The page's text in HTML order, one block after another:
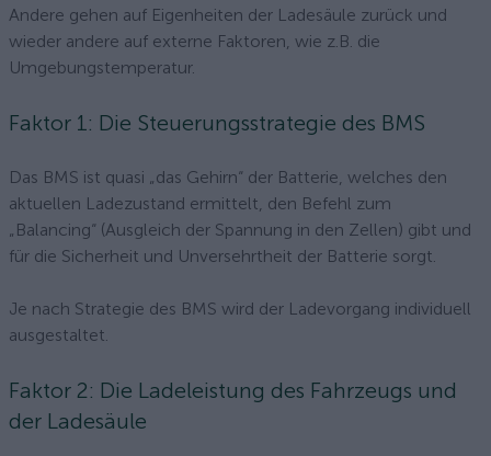
Andere gehen auf Eigenheiten der Ladesäule zurück und
wieder andere auf externe Faktoren, wie z.B. die
Umgebungstemperatur.
Faktor 1: Die Steuerungsstrategie des BMS
Das BMS ist quasi „das Gehirn“ der Batterie, welches den
aktuellen Ladezustand ermittelt, den Befehl zum
„Balancing“ (Ausgleich der Spannung in den Zellen) gibt und
für die Sicherheit und Unversehrtheit der Batterie sorgt.
Je nach Strategie des BMS wird der Ladevorgang individuell
ausgestaltet.
Faktor 2: Die Ladeleistung des Fahrzeugs und
der Ladesäule